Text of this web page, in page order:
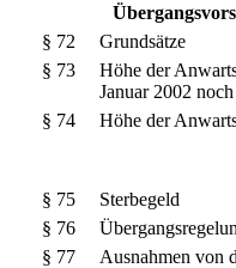
§ 72
Grundsätze
§ 73
Höhe der
Januar 2002
§ 74
Höhe der
§ 75
Sterbegeld
§ 76
§ 77
Ausnahmen von